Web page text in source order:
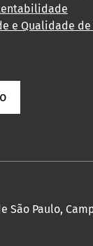
e Qualidade
São Paulo,